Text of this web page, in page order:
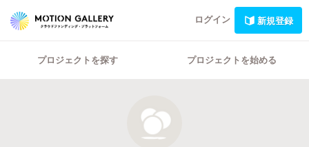
ログイン 新規登録
プロジェクトを探す プロジェクトを始める